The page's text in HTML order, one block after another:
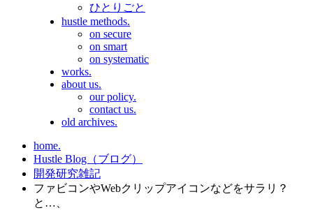
ひとりごと
hustle methods.
on secure
on smart
on systematic
works.
about us.
our policy.
contact us.
old archives.
home.
Hustle Blog（ブログ）
開発研究雑記
ファビコンやWebクリップアイコンなどをサラリ？
と…、